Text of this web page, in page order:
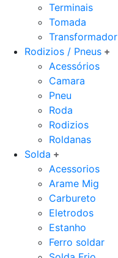
Terminais
Tomada
Transformador
Rodizios / Pneus
Acessórios
Camara
Pneu
Roda
Rodizios
Roldanas
Solda
Acessorios
Arame Mig
Carbureto
Eletrodos
Estanho
Ferro soldar